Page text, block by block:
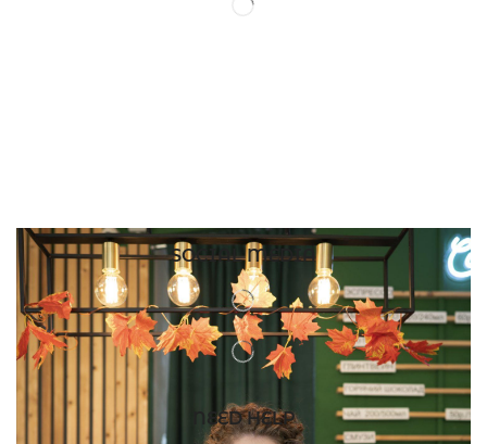
SOCIAL MEDIA
NEED HELP